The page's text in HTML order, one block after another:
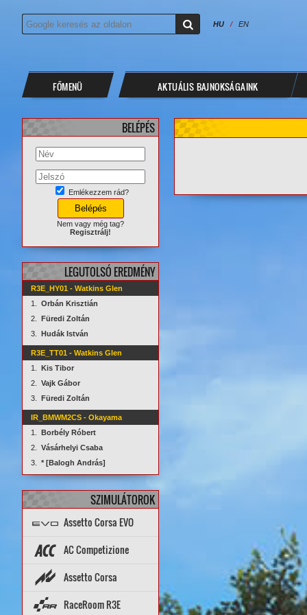
HU / EN
FŐMENÜ AKTUÁLIS BAJNOKSÁGAINK
BELÉPÉS
Emlékezzem rád?
Nem vagy még tag?
Regisztrálj!
LEGUTOLSÓ EREDMÉNY
R3E_HY01 - Watkins Glen
1. Orbán Krisztián
2. Füredi Zoltán
3. Hudák István
R3E_TT01 - Watkins Glen
1. Kis Tibor
2. Vajk Gábor
3. Füredi Zoltán
IR_BMWM2CS - Okayama
1. Borbély Róbert
2. Vásárhelyi Csaba
3. * [Balogh András]
SZIMULÁTOROK
Assetto Corsa EVO
AC Competizione
Topik
PÁLYA REKORDOK
AUTÓK
Dedi szerverek
Dedi stat
Assetto Corsa
Rank App
AUTÓK
PÁLYÁK
STATISZTIKÁK
RaceRoom R3E